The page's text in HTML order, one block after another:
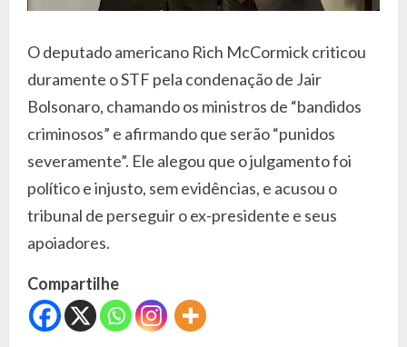
O deputado americano Rich McCormick criticou
duramente o STF pela condenação de Jair
Bolsonaro, chamando os ministros de “bandidos
criminosos” e afirmando que serão “punidos
severamente”. Ele alegou que o julgamento foi
político e injusto, sem evidências, e acusou o
tribunal de perseguir o ex-presidente e seus
apoiadores.
Compartilhe